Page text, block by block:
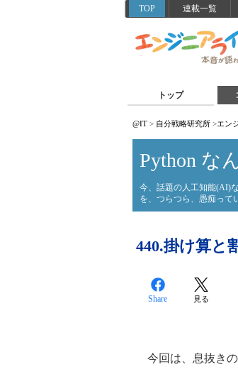
TOP 連載一覧
トップ
@IT > 自分戦略研究所 >エン
Python な
今、話題の人工知能(AI)
を、つらつら、愚痴って
440.掛け算と
Share 見る
今回は、息抜きの